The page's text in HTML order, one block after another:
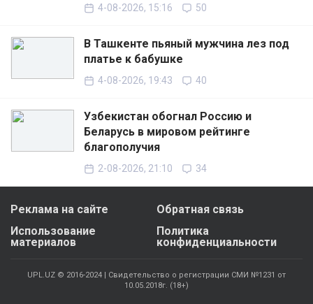
4-08-2026, 15:16 50
В Ташкенте пьяный мужчина лез под
платье к бабушке
4-08-2026, 19:43 40
Узбекистан обогнал Россию и
Беларусь в мировом рейтинге
благополучия
2-08-2026, 21:10 34
Реклама на сайте
Обратная связь
Использование
материалов
Политика
конфиденциальности
UPL.UZ © 2016-2024 | Свидетельство о регистрации СМИ №1231 от
10.05.2018г. (18+)